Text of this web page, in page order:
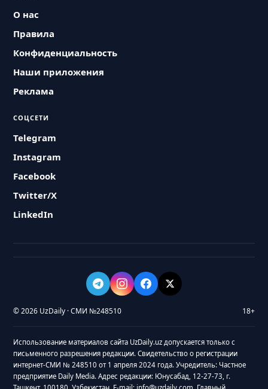
О нас
Правила
Конфиденциальность
Наши приложения
Реклама
СОЦСЕТИ
Telegram
Instagram
Facebook
Twitter/X
LinkedIn
© 2026 UzDaily · СМИ №248510 18+
Использование материалов сайта UzDaily.uz допускается только с
письменного разрешения редакции. Свидетельство о регистрации
интернет-СМИ № 248510 от 1 апреля 2024 года. Учредитель: Частное
предприятие Daily Media. Адрес редакции: Юнусабад, 12-27-73, г.